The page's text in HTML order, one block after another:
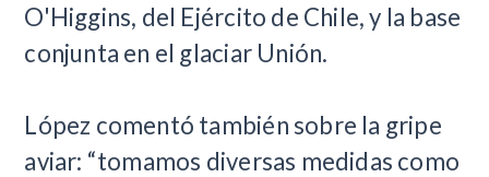
O'Higgins, del Ejército de Chile, y la base
conjunta en el glaciar Unión.
López comentó también sobre la gripe
aviar: “tomamos diversas medidas como